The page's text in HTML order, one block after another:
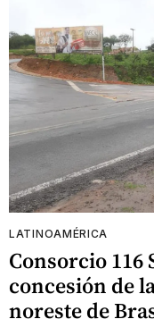
LATINOAMÉRICA
Consorcio 116
concesión de
noreste de